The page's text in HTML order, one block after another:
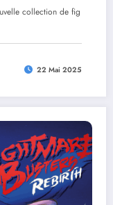
collection de fig
22 Mai 2025